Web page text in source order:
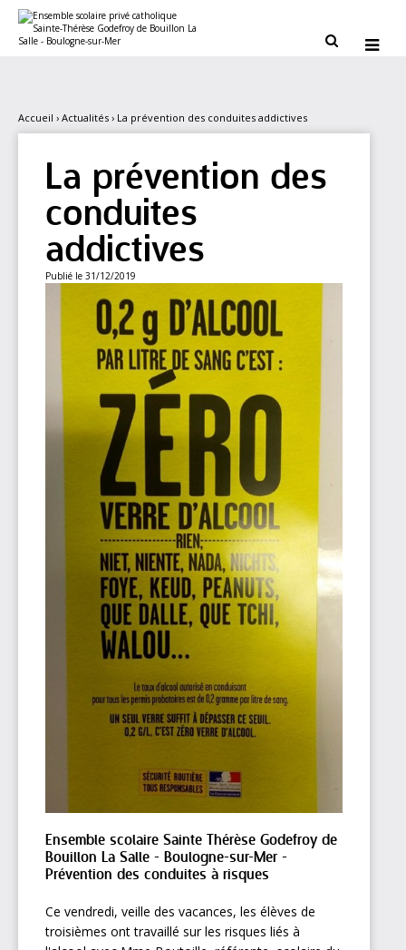
contenu.
personnels
 
Accueil › Actualités › La prévention des conduites addictives
La prévention des
conduites
addictives
Publié le 31/12/2019
Ensemble scolaire Sainte Thérèse Godefroy de
Bouillon La Salle - Boulogne-sur-Mer -
Prévention des conduites à risques
Ce vendredi, veille des vacances, les élèves de
troisièmes ont travaillé sur les risques liés à